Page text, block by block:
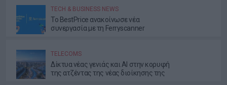
TECH & BUSINESS NEWS
Το BestPrice ανακοίνωσε νέα
συνεργασία με τη Ferryscanner
TELECOMS
Δίκτυα νέας γενιάς και AI στην κορυφή
της ατζέντας της νέας διοίκησης της